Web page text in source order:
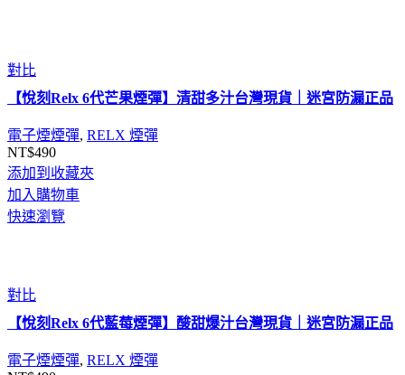
對比
【悅刻Relx 6代芒果煙彈】清甜多汁台灣現貨｜迷宮防漏正品
電子煙煙彈, RELX 煙彈
NT$490
添加到收藏夾
加入購物車
快速瀏覽
對比
【悅刻Relx 6代藍莓煙彈】酸甜爆汁台灣現貨｜迷宮防漏正品
電子煙煙彈, RELX 煙彈